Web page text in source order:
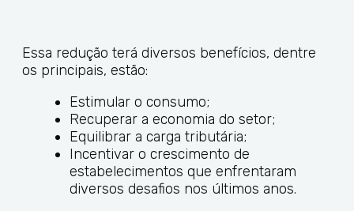
Essa redução terá diversos benefícios, dentre
os principais, estão:
Estimular o consumo;
Recuperar a economia do setor;
Equilibrar a carga tributária;
Incentivar o crescimento de
estabelecimentos que enfrentaram
diversos desafios nos últimos anos.